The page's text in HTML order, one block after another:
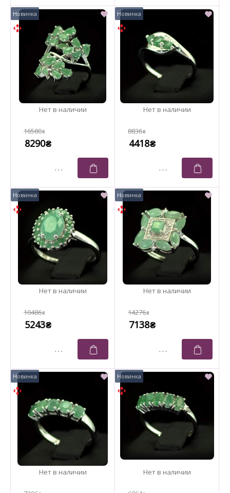
16580₴
8290₴
8836₴
4418₴
10486₴
5243₴
14276₴
7138₴